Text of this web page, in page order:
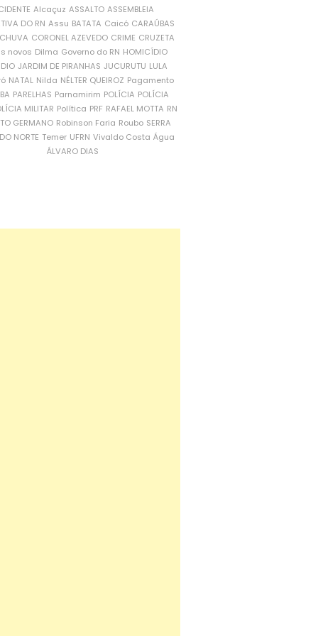
Alcaçuz ASSALTO ASSEMBLEIA
DO RN Assu BATATA Caicó CARAÚBAS
CORONEL AZEVEDO CRIME CRUZETA
novos Dilma Governo do RN HOMICÍDIO
JARDIM DE PIRANHAS JUCURUTU LULA
NATAL Nilda NÉLTER QUEIROZ Pagamento
PARELHAS Parnamirim POLÍCIA POLÍCIA
MILITAR Política PRF RAFAEL MOTTA RN
GERMANO Robinson Faria Roubo SERRA
NORTE Temer UFRN Vivaldo Costa Água
ÁLVARO DIAS